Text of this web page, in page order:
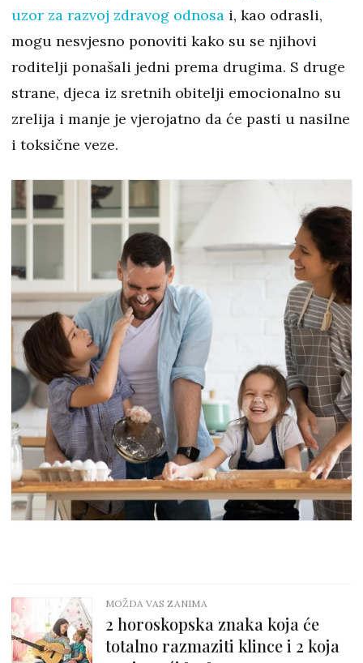
uzor za razvoj zdravog odnosa i, kao odrasli,
mogu nesvjesno ponoviti kako su se njihovi
roditelji ponašali jedni prema drugima. S druge
strane, djeca iz sretnih obitelji emocionalno su
zrelija i manje je vjerojatno da će pasti u nasilne
i toksične veze.
MOŽDA VAS ZANIMA
2 horoskopska znaka koja će
totalno razmaziti klince i 2 koja